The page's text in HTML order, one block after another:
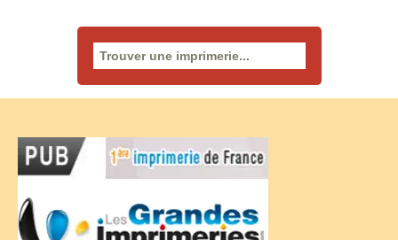
Rechercher